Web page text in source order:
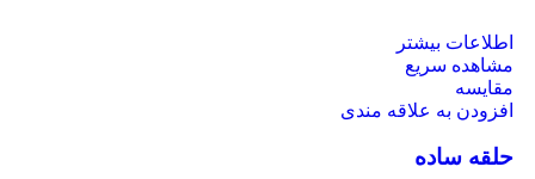
اطلاعات بیشتر
مشاهده سریع
مقایسه
افزودن به علاقه مندی
حلقه ساده